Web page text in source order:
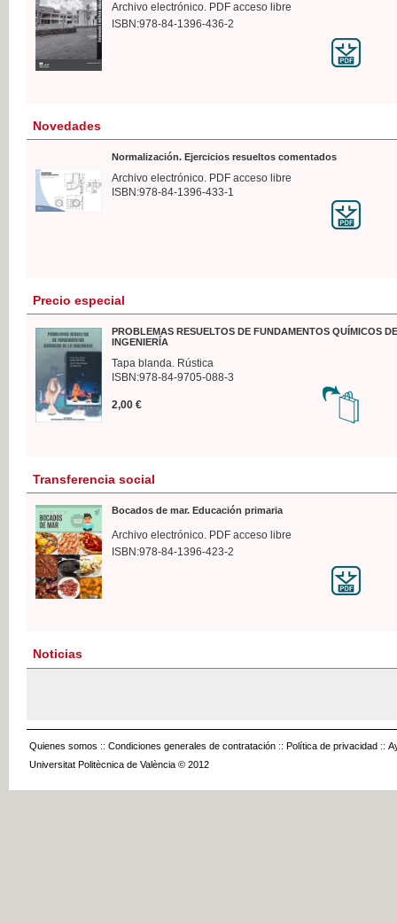
Archivo electrónico. PDF acceso libre
ISBN:978-84-1396-436-2
Novedades
Normalización. Ejercicios resueltos comentados
Archivo electrónico. PDF acceso libre
ISBN:978-84-1396-433-1
Precio especial
PROBLEMAS RESUELTOS DE FUNDAMENTOS QUÍMICOS
INGENIERÍA
Tapa blanda. Rústica
ISBN:978-84-9705-088-3
2,00 €
Transferencia social
Bocados de mar. Educación primaria
Archivo electrónico. PDF acceso libre
ISBN:978-84-1396-423-2
Noticias
Quienes somos :: Condiciones generales de contratación :: Política de privacidad ::
Universitat Politècnica de València © 2012